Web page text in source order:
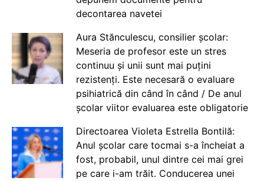
decontarea navetei
Aura Stănculescu, consilier școlar:
Meseria de profesor este un stres
continuu și unii sunt mai puțini
rezistenți. Este necesară o evaluare
psihiatrică din când în când / De anul
școlar viitor evaluarea este obligatorie
Directoarea Violeta Estrella Bontilă:
Anul școlar care tocmai s-a încheiat a
fost, probabil, unul dintre cei mai grei
pe care i-am trăit. Conducerea unei